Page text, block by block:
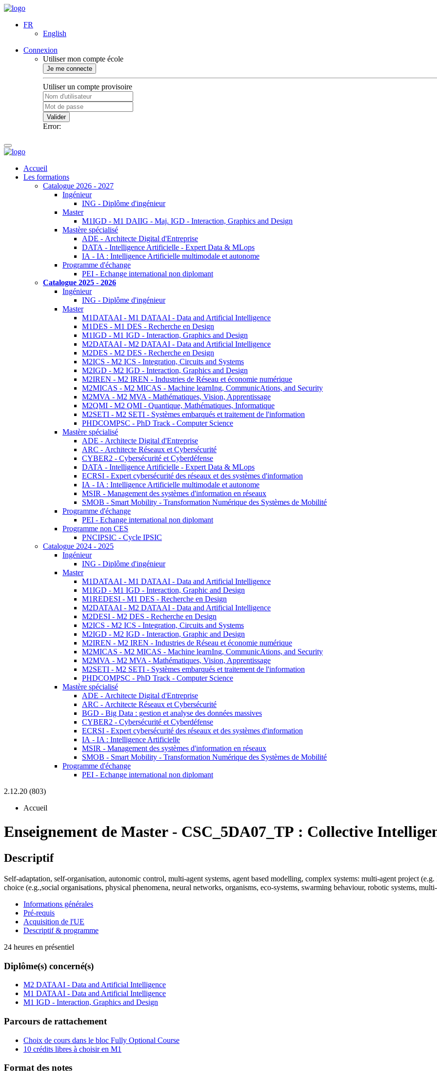
FR
English
Connexion
Utiliser mon compte école
Je me connecte
Utiliser un compte provisoire
Valider
Error:
Accueil
Les formations
Catalogue 2026 - 2027
Ingénieur
ING - Diplôme d'ingénieur
Master
M1IGD - M1 DAIIG - Maj. IGD - Interaction, Graphics and Design
Mastère spécialisé
ADE - Architecte Digital d'Entreprise
DATA - Intelligence Artificielle - Expert Data & MLops
IA - IA : Intelligence Artificielle multimodale et autonome
Programme d'échange
PEI - Echange international non diplomant
Catalogue 2025 - 2026
Ingénieur
ING - Diplôme d'ingénieur
Master
M1DATAAI - M1 DATAAI - Data and Artificial Intelligence
M1DES - M1 DES - Recherche en Design
M1IGD - M1 IGD - Interaction, Graphics and Design
M2DATAAI - M2 DATAAI - Data and Artificial Intelligence
M2DES - M2 DES - Recherche en Design
M2ICS - M2 ICS - Integration, Circuits and Systems
M2IGD - M2 IGD - Interaction, Graphics and Design
M2IREN - M2 IREN - Industries de Réseau et économie numérique
M2MICAS - M2 MICAS - Machine learnIng, CommunicAtions, and Security
M2MVA - M2 MVA - Mathématiques, Vision, Apprentissage
M2QMI - M2 QMI - Quantique, Mathématiques, Informatique
M2SETI - M2 SETI - Systèmes embarqués et traitement de l'information
PHDCOMPSC - PhD Track - Computer Science
Mastère spécialisé
ADE - Architecte Digital d'Entreprise
ARC - Architecte Réseaux et Cybersécurité
CYBER2 - Cybersécurité et Cyberdéfense
DATA - Intelligence Artificielle - Expert Data & MLops
ECRSI - Expert cybersécurité des réseaux et des systèmes d'information
IA - IA : Intelligence Artificielle multimodale et autonome
MSIR - Management des systèmes d'information en réseaux
SMOB - Smart Mobility - Transformation Numérique des Systèmes de Mobilité
Programme d'échange
PEI - Echange international non diplomant
Programme non CES
PNCIPSIC - Cycle IPSIC
Catalogue 2024 - 2025
Ingénieur
ING - Diplôme d'ingénieur
Master
M1DATAAI - M1 DATAAI - Data and Artificial Intelligence
M1IGD - M1 IGD - Interaction, Graphic and Design
M1REDESI - M1 DES - Recherche en Design
M2DATAAI - M2 DATAAI - Data and Artificial Intelligence
M2DESI - M2 DES - Recherche en Design
M2ICS - M2 ICS - Integration, Circuits and Systems
M2IGD - M2 IGD - Interaction, Graphic and Design
M2IREN - M2 IREN - Industries de Réseau et économie numérique
M2MICAS - M2 MICAS - Machine learnIng, CommunicAtions, and Security
M2MVA - M2 MVA - Mathématiques, Vision, Apprentissage
M2SETI - M2 SETI - Systèmes embarqués et traitement de l'information
PHDCOMPSC - PhD Track - Computer Science
Mastère spécialisé
ADE - Architecte Digital d'Entreprise
ARC - Architecte Réseaux et Cybersécurité
BGD - Big Data : gestion et analyse des données massives
CYBER2 - Cybersécurité et Cyberdéfense
ECRSI - Expert cybersécurité des réseaux et des systèmes d'information
IA - IA : Intelligence Artificielle
MSIR - Management des systèmes d'information en réseaux
SMOB - Smart Mobility - Transformation Numérique des Systèmes de Mobilité
Programme d'échange
PEI - Echange international non diplomant
2.12.20 (803)
Accueil
Enseignement de Master - CSC_5DA07_TP : Collective
Descriptif
Self-adaptation, self-organisation, autonomic control, multi-agent systems, agent based modelling, complex systems: multi-agent project
choice (e.g.,social organisations, physical phenomena, neural networks, organisms, eco-systems, swarming behaviour, robotic systems,
Informations générales
Pré-requis
Acquisition de l'UE
Descriptif & programme
24 heures en présentiel
Diplôme(s) concerné(s)
M2 DATAAI - Data and Artificial Intelligence
M1 DATAAI - Data and Artificial Intelligence
M1 IGD - Interaction, Graphics and Design
Parcours de rattachement
Choix de cours dans le bloc Fully Optional Course
10 crédits libres à choisir en M1
Format des notes